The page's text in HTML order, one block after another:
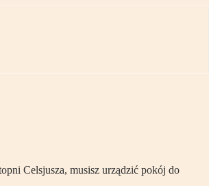
Celsjusza, musisz urządzić pokój do